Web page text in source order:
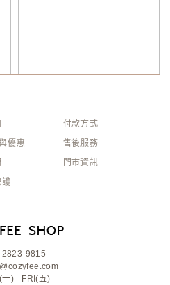
付款方式
優惠
售後服務
門市資訊
護
2823-9815
一) - FRI(五)